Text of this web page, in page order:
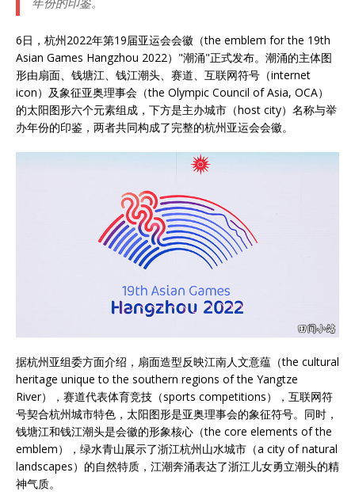
6日，杭州2022年第19届亚运会会徽（the emblem for the 19th
Asian Games Hangzhou 2022）"潮涌"正式发布。潮涌的主体图
形由扇面、钱塘江、钱江潮头、赛道、互联网符号（internet
icon）及象征亚奥理事会（the Olympic Council of Asia, OCA）
的太阳图形六个元素组成，下方是主办城市（host city）名称与举
办年份的印鉴，两者共同构成了完整的杭州亚运会会徽。
据杭州亚组委方面介绍，扇面造型反映江南人文意蕴（the cultural
heritage unique to the southern regions of the Yangtze
River），赛道代表体育竞技（sports competitions），互联网符
号契合杭州城市特色，太阳图形是亚奥理事会的象征符号。同时，
钱塘江和钱江潮头是会徽的形象核心（the core elements of the
emblem），绿水青山展示了浙江杭州山水城市（a city of natural
landscapes）的自然特质，江潮奔涌表达了浙江儿女勇立潮头的精
神气质。